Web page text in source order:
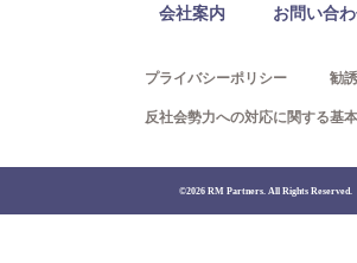
会社案内 お問い合
プライバシーポリシー 勧
反社会勢力への対応に関する基
©2026 RM Partners. All Rights Reserved.